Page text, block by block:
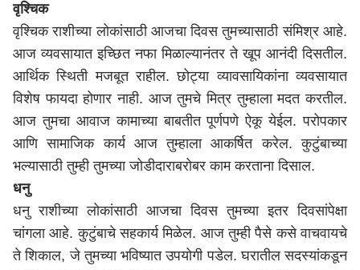
वृश्चिक
वृश्चिक राशीच्या लोकांसाठी आजचा दिवस तुमच्यासाठी संमिश्र आहे.
आज व्यवसायात इच्छित नफा मिळाल्यानंतर ते खूप आनंदी दिसतील.
आर्थिक स्थिती मजबूत राहील. छोट्या व्यावसायिकांना व्यवसायात
विशेष फायदा होणार नाही. आज तुमचे मित्र तुम्हाला मदत करतील.
आज तुमचा आवाज कामाच्या बाबतीत पूर्णपणे ऐकू येईल. परोपकार
आणि सामाजिक कार्य आज तुम्हाला आकर्षित करेल. कुटुंबाच्या
भल्यासाठी तुम्ही तुमच्या जोडीदाराबरोबर काम करताना दिसाल.
धनु
धनु राशीच्या लोकांसाठी आजचा दिवस तुमच्या इतर दिवसांपेक्षा
चांगला आहे. कुटुंबाचे सहकार्य मिळेल. आज तुम्ही पैसे कसे वाचवायचे
ते शिकाल, जे तुमच्या भविष्यात उपयोगी पडेल. घरातील सदस्यांकडून